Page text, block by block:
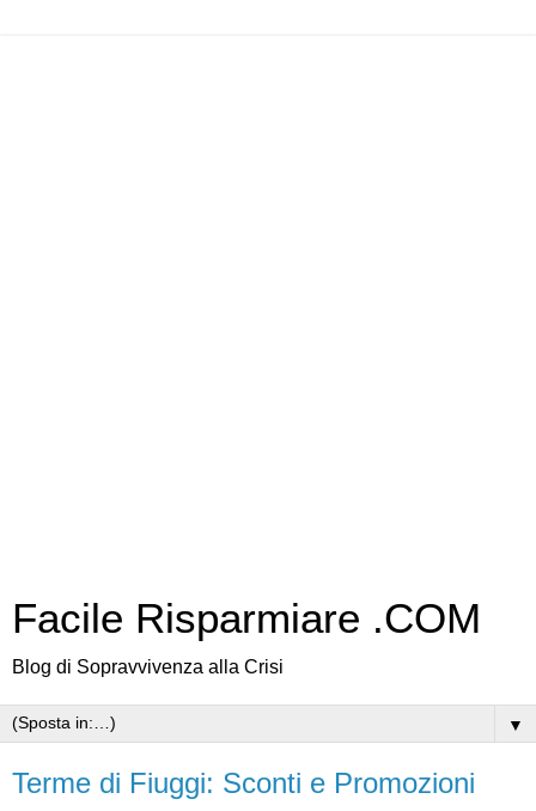
Facile Risparmiare .COM
Blog di Sopravvivenza alla Crisi
▼
Terme di Fiuggi: Sconti e Promozioni